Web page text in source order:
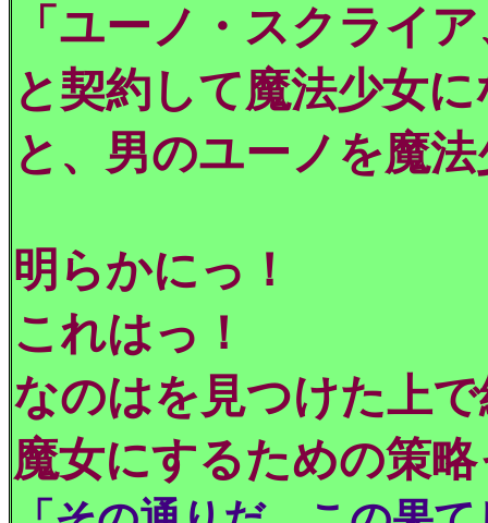
「ユーノ・スクライ
と契約して魔法少女
と、男のユーノを魔
明らかにっ！
これはっ！
なのはを見つけた上
魔女にするための